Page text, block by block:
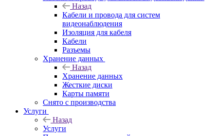
Назад
Кабели и провода для систем
видеонаблюдения
Изоляция для кабеля
Кабели
Разъемы
Хранение данных
Назад
Хранение данных
Жесткие диски
Карты памяти
Снято с производства
Услуги
Назад
Услуги